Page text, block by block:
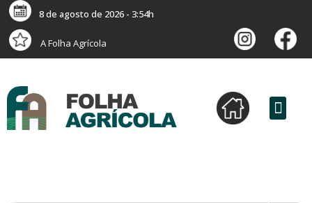
8 de agosto de 2026 - 3:54h
A Folha Agrícola